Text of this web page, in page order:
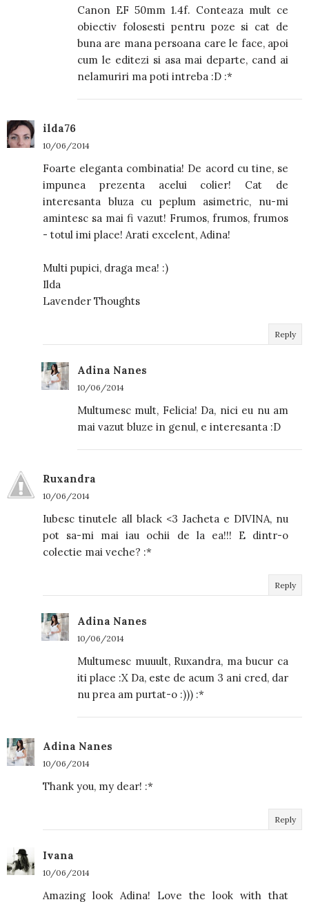
Canon EF 50mm 1.4f. Conteaza mult ce
obiectiv folosesti pentru poze si cat de
buna are mana persoana care le face, apoi
cum le editezi si asa mai departe, cand ai
nelamuriri ma poti intreba :D :*
ilda76
10/06/2014
Foarte eleganta combinatia! De acord cu tine, se
impunea prezenta acelui colier! Cat de
interesanta bluza cu peplum asimetric, nu-mi
amintesc sa mai fi vazut! Frumos, frumos, frumos
- totul imi place! Arati excelent, Adina!
Multi pupici, draga mea! :)
Ilda
Lavender Thoughts
Reply
Adina Nanes
10/06/2014
Multumesc mult, Felicia! Da, nici eu nu am
mai vazut bluze in genul, e interesanta :D
Ruxandra
10/06/2014
Iubesc tinutele all black <3 Jacheta e DIVINA, nu
pot sa-mi mai iau ochii de la ea!!! E dintr-o
colectie mai veche? :*
Reply
Adina Nanes
10/06/2014
Multumesc muuult, Ruxandra, ma bucur ca
iti place :X Da, este de acum 3 ani cred, dar
nu prea am purtat-o :))) :*
Adina Nanes
10/06/2014
Thank you, my dear! :*
Reply
Ivana
10/06/2014
Amazing look Adina! Love the look with that